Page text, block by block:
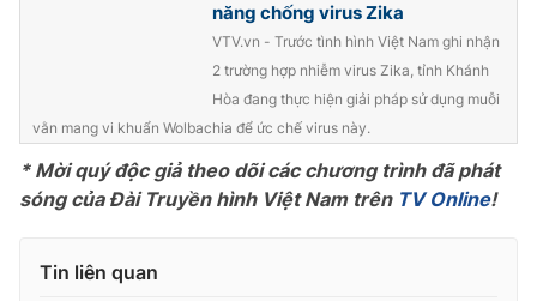
Tư vấn
Giao lưu trực tuyến
Chuyên mục khác
năng chống virus Zika
VTV.vn - Trước tình hình Việt Nam ghi nhận
2 trường hợp nhiễm virus Zika, tỉnh Khánh
Hòa đang thực hiện giải pháp sử dụng muỗi
vằn mang vi khuẩn Wolbachia để ức chế virus này.
* Mời quý độc giả theo dõi các chương trình đã phát
sóng của Đài Truyền hình Việt Nam trên TV Online!
Tin liên quan